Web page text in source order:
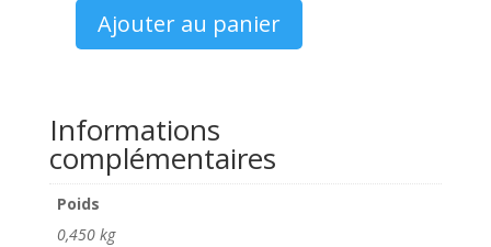
quantité
Christophorus
N°
329
Ajouter au panier
Informations
complémentaires
Poids
0,450 kg